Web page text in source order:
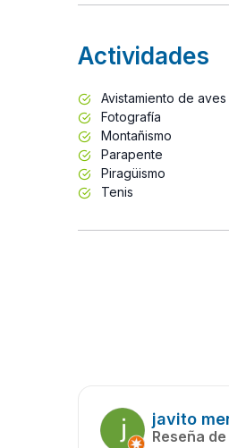
Actividades
Avistamiento de aves
Fotografía
Montañismo
Parapente
Piragüismo
Tenis
javito
Reseña